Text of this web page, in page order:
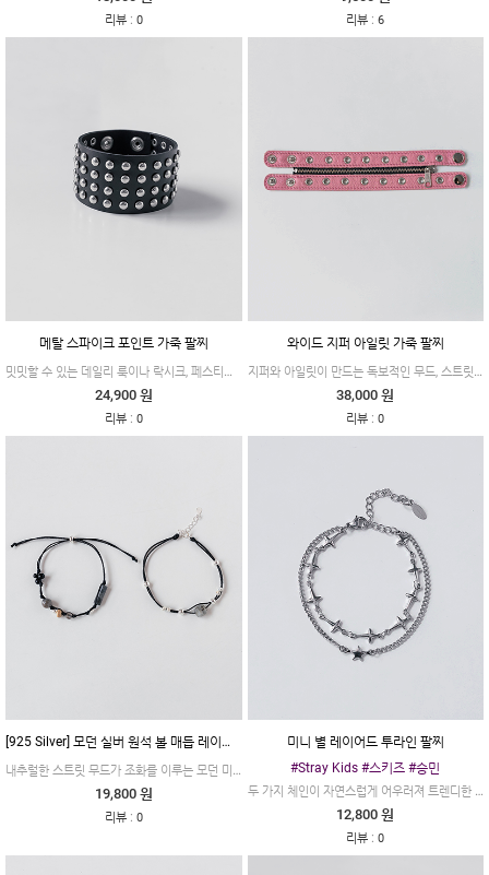
리뷰: 0 리뷰 :6
메탈 스파이크 포인트 가죽 팔찌
밋밋할 수 있는 데일리 룩이나 락시크, 페스티벌 룩에 스파이스를 더해줄 완벽한 스트릿 포인트 아이템입니다.
24,900 원
리뷰: 0
와이드 지퍼 아일릿 가죽 팔찌
지퍼와 아일릿이 만드는 독보적인 무드, 스트릿 펑크 레더 가죽 팔찌
38,000 원
리뷰 :0
[925 Silver] 모던 실버 원석 볼 매듭 레이어드 팔찌
내추럴한 스트릿 무드가 조화를 이루는 모던 미니멀 실버 볼 원석 매듭 레이어드 팔찌입니다.
19,800 원
리뷰: 0
미니 별 레이어드 투라인 팔찌
#Stray Kids #스키즈 #승민
두 가지 체인이 자연스럽게 어우러져 트렌디한 무드를 완성하는 미니 별 레이어드 투라인 팔찌입니다.
12,800 원
리뷰 :0